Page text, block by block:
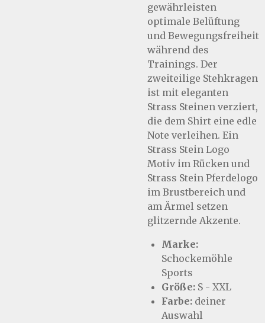
gewährleisten
optimale Belüftung
und Bewegungsfreiheit
während des
Trainings. Der
zweiteilige Stehkragen
ist mit eleganten
Strass Steinen verziert,
die dem Shirt eine edle
Note verleihen. Ein
Strass Stein Logo
Motiv im Rücken und
Strass Stein Pferdelogo
im Brustbereich und
am Ärmel setzen
glitzernde Akzente.
Marke:
Schockemöhle
Sports
Größe: S - XXL
Farbe: deiner
Auswahl